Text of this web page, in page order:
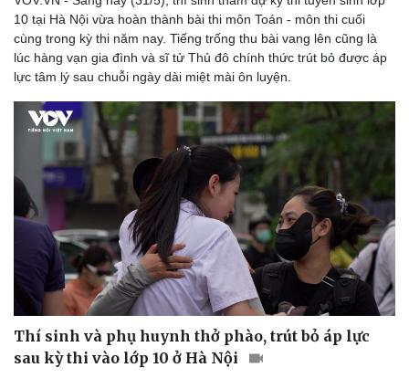
Sức khỏe
Dinh dưỡng - món ngon
Đời sống
Nhà đẹp
10 tại Hà Nội vừa hoàn thành bài thi môn Toán - môn thi cuối
cùng trong kỳ thi năm nay. Tiếng trống thu bài vang lên cũng là
lúc hàng vạn gia đình và sĩ tử Thủ đô chính thức trút bỏ được áp
lực tâm lý sau chuỗi ngày dài miệt mài ôn luyện.
Thí sinh và phụ huynh thở phào, trút bỏ áp lực
sau kỳ thi vào lớp 10 ở Hà Nội